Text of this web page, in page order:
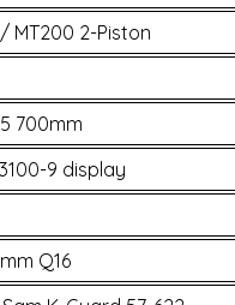
MT200 2-Piston
700mm
9 display
Q16